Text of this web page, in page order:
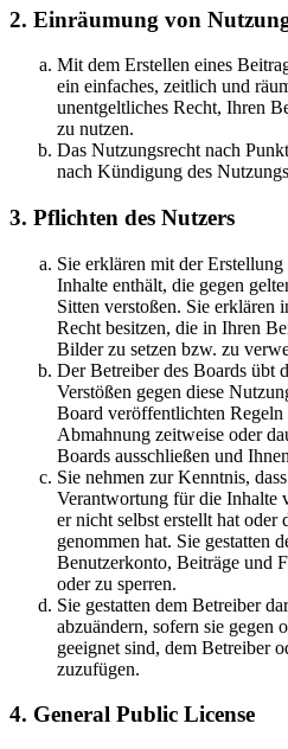
2. Einräumung von
Mit dem Erstellen eines
ein einfaches, zeitlich und
unentgeltliches Recht, Ihren
zu nutzen.
Das Nutzungsrecht nach
nach Kündigung des
3. Pflichten des Nutzers
Sie erklären mit der
Inhalte enthält, die gegen
Sitten verstoßen. Sie erklären
Recht besitzen, die in Ihren
Bilder zu setzen bzw. zu
Der Betreiber des Boards übt
Verstößen gegen diese
Board veröffentlichten Regeln
Abmahnung zeitweise oder
Boards ausschließen und
Sie nehmen zur Kenntnis,
Verantwortung für die Inhalte
er nicht selbst erstellt hat
genommen hat. Sie gestatten
Benutzerkonto, Beiträge und
oder zu sperren.
Sie gestatten dem Betreiber
abzuändern, sofern sie gegen
geeignet sind, dem Betreiber
zuzufügen.
4. General Public License